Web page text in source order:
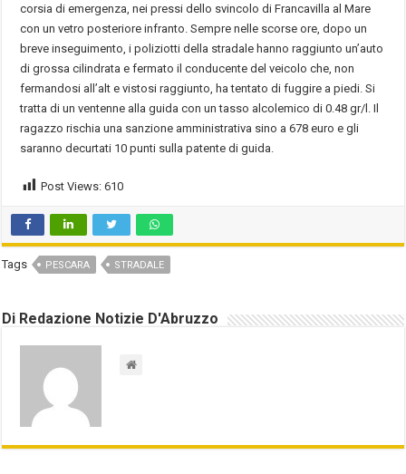
corsia di emergenza, nei pressi dello svincolo di Francavilla al Mare
con un vetro posteriore infranto. Sempre nelle scorse ore, dopo un
breve inseguimento, i poliziotti della stradale hanno raggiunto un’auto
di grossa cilindrata e fermato il conducente del veicolo che, non
fermandosi all’alt e vistosi raggiunto, ha tentato di fuggire a piedi. Si
tratta di un ventenne alla guida con un tasso alcolemico di 0.48 gr/l. Il
ragazzo rischia una sanzione amministrativa sino a 678 euro e gli
saranno decurtati 10 punti sulla patente di guida.
Post Views: 610
Tags PESCARA STRADALE
Di Redazione Notizie D'Abruzzo